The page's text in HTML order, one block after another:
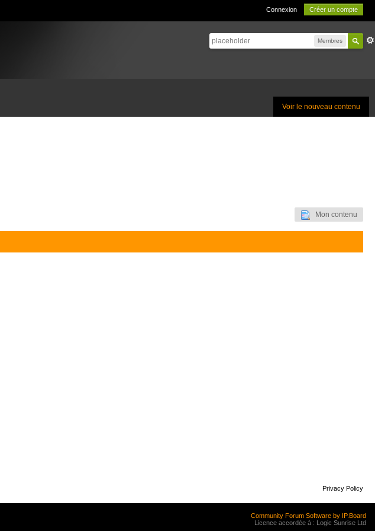
Connexion Créer un compte
Membres
Voir le nouveau contenu
Mon contenu
Privacy Policy
Community Forum Software by IP.Board
Licence accordée à : Logic Sunrise Ltd